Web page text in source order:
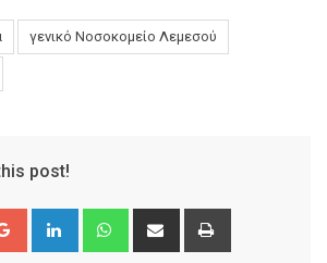
γενικό Νοσοκομείο Λεμεσού
post!
Google+ LinkedIn WhatsappShare